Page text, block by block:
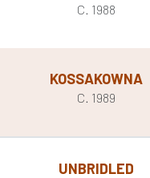
C. 1988
KOSSAKOWNA
C. 1989
UNBRIDLED